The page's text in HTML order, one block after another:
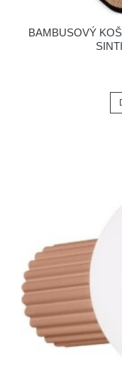
BAMBUSOVÝ